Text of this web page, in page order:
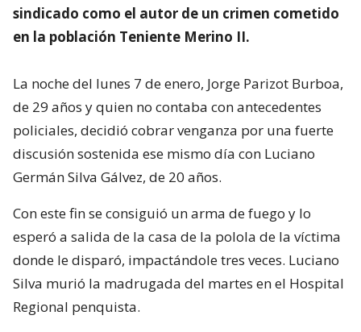
sindicado como el autor de un crimen cometido
en la población Teniente Merino II.
La noche del lunes 7 de enero, Jorge Parizot Burboa,
de 29 años y quien no contaba con antecedentes
policiales, decidió cobrar venganza por una fuerte
discusión sostenida ese mismo día con Luciano
Germán Silva Gálvez, de 20 años.
Con este fin se consiguió un arma de fuego y lo
esperó a salida de la casa de la polola de la víctima
donde le disparó, impactándole tres veces. Luciano
Silva murió la madrugada del martes en el Hospital
Regional penquista.